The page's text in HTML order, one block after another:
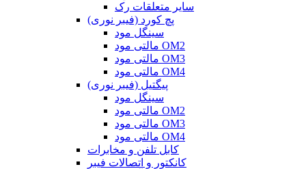
سایر متعلقات رک
پچ کورد (فیبر نوری)
سینگل مود
مالتی مود OM2
مالتی مود OM3
مالتی مود OM4
پیگتیل (فیبر نوری)
سینگل مود
مالتی مود OM2
مالتی مود OM3
مالتی مود OM4
کابل تلفن و مخابرات
کانکتور و اتصالات فیبر